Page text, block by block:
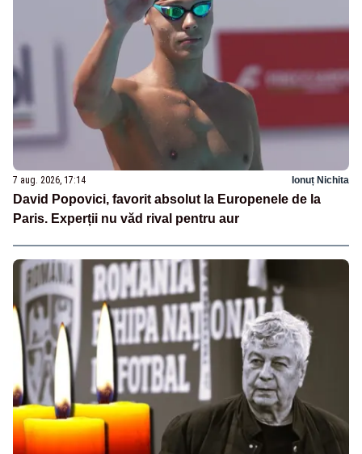
7 aug. 2026, 17:14 Ionuț Nichita
David Popovici, favorit absolut la Europenele de la
Paris. Experții nu văd rival pentru aur